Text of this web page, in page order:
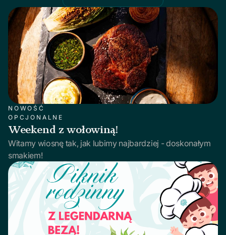
NOWOŚĆ
OPCJONALNE
Weekend z wołowiną!
Witamy wiosnę tak, jak lubimy najbardziej - doskonałym
smakiem!